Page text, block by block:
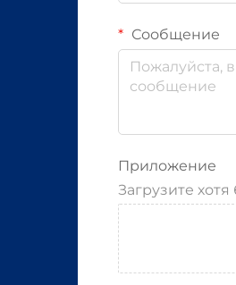
Сообщение
Приложение
Загрузите